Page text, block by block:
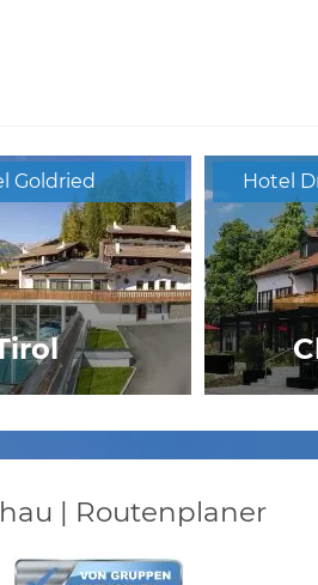
Goldried Hotel
| Routenplaner